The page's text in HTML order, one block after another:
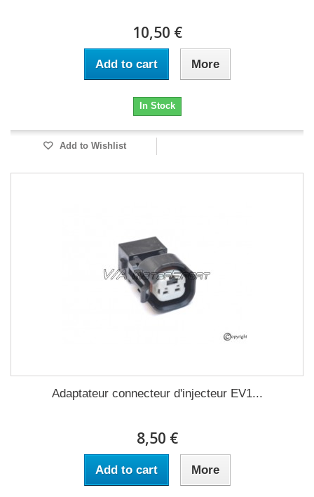
10,50 €
Add to cart More
In Stock
Add to Wishlist
Adaptateur connecteur d'injecteur EV1...
8,50 €
Add to cart More